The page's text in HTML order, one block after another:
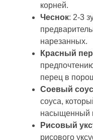
корней.
Чеснок: 2-3
нарезанных.
Красный
перец в
Соевый соус
соуса,
насыщенный
Рисовый
рисового